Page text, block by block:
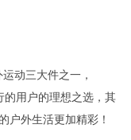
动三大件之一，
的用户的理想之选，其
户外生活更加精彩！